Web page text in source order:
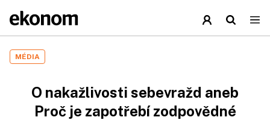
MÉDIA
O nakažlivosti sebevražd aneb
Proč je zapotřebí zodpovědné